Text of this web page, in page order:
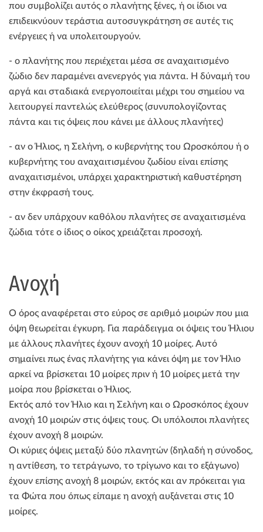
που συμβολίζει αυτός ο πλανήτης ξένες, ή οι ίδιοι να
επιδεικνύουν τεράστια αυτοσυγκράτηση σε αυτές τις
ενέργειες ή να υπολειτουργούν.
- ο πλανήτης που περιέχεται μέσα σε αναχαιτισμένο
ζώδιο δεν παραμένει ανενεργός για πάντα. Η δύναμή του
αργά και σταδιακά ενεργοποιείται μέχρι του σημείου να
λειτουργεί παντελώς ελεύθερος (συνυπολογίζοντας
πάντα και τις όψεις που κάνει με άλλους πλανήτες)
- αν ο Ήλιος, η Σελήνη, ο κυβερνήτης του Ωροσκόπου ή ο
κυβερνήτης του αναχαιτισμένου ζωδίου είναι επίσης
αναχαιτισμένοι, υπάρχει χαρακτηριστική καθυστέρηση
στην έκφρασή τους.
- αν δεν υπάρχουν καθόλου πλανήτες σε αναχαιτισμένα
ζώδια τότε ο ίδιος ο οίκος χρειάζεται προσοχή.
Ανοχή
Ο όρος αναφέρεται στο εύρος σε αριθμό μοιρών που μια
όψη θεωρείται έγκυρη. Για παράδειγμα οι όψεις του Ήλιου
με άλλους πλανήτες έχουν ανοχή 10 μοίρες. Αυτό
σημαίνει πως ένας πλανήτης για κάνει όψη με τον Ήλιο
αρκεί να βρίσκεται 10 μοίρες πριν ή 10 μοίρες μετά την
μοίρα που βρίσκεται ο Ήλιος.
Εκτός από τον Ήλιο και η Σελήνη και ο Ωροσκόπος έχουν
ανοχή 10 μοιρών στις όψεις τους. Οι υπόλοιποι πλανήτες
έχουν ανοχή 8 μοιρών.
Οι κύριες όψεις μεταξύ δύο πλανητών (δηλαδή η σύνοδος,
η αντίθεση, το τετράγωνο, το τρίγωνο και το εξάγωνο)
έχουν επίσης ανοχή 8 μοιρών, εκτός και αν πρόκειται για
τα Φώτα που όπως είπαμε η ανοχή αυξάνεται στις 10
μοίρες.